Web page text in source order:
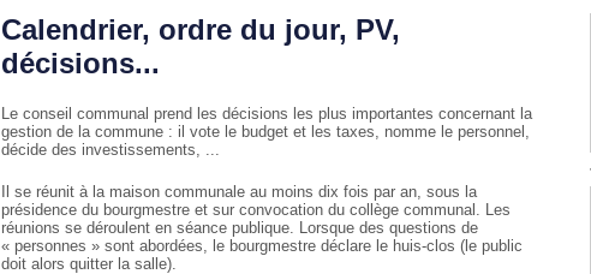
Calendrier, ordre du jour, PV,
décisions...
Le conseil communal prend les décisions les plus importantes concernant la
gestion de la commune : il vote le budget et les taxes, nomme le personnel,
décide des investissements, ...
Il se réunit à la maison communale au moins dix fois par an, sous la
présidence du bourgmestre et sur convocation du collège communal. Les
réunions se déroulent en séance publique. Lorsque des questions de
« personnes » sont abordées, le bourgmestre déclare le huis-clos (le public
doit alors quitter la salle).